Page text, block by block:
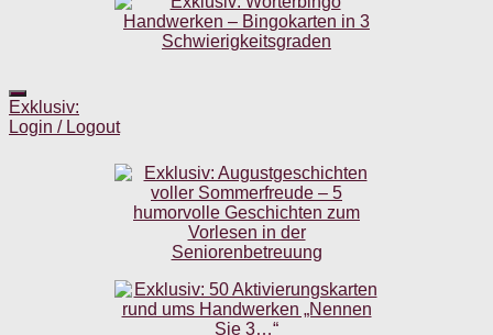
Exklusiv:
Login / Logout